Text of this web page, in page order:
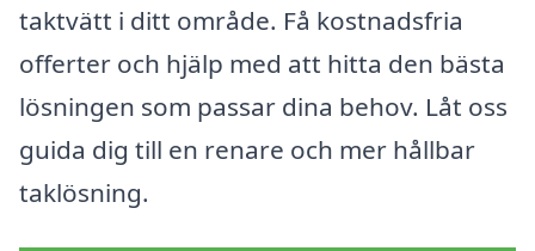
taktvätt i ditt område. Få kostnadsfria
offerter och hjälp med att hitta den bästa
lösningen som passar dina behov. Låt oss
guida dig till en renare och mer hållbar
taklösning.